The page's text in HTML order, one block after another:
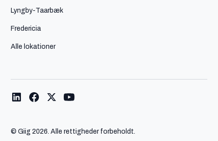
Lyngby-Taarbæk
Fredericia
Alle lokationer
© Giig2026. Alle rettigheder forbeholdt.